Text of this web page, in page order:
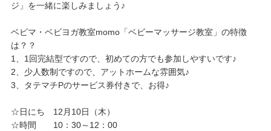
ジ」を一緒に楽しみましょう♪
ベビマ・ベビヨガ教室momo「ベビーマッサージ教室」 の特徴
は？？
1、1回完結型ですので、初めての方でも参加しやすいです♪
2、少人数制ですので、アットホームな雰囲気♪
3、タテマチPのサービス券付きで、お得♪
☆日にち 12月10日（木）
☆時間 10：30～12：00